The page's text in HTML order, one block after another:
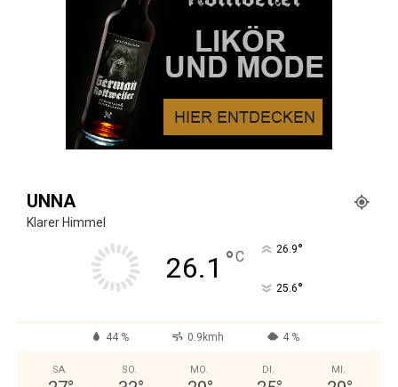
UNNA
Klarer Himmel
26.1 °C 26.9°
25.6°
44 % 0.9kmh 4 %
SA. SO. MO. DI. MI.